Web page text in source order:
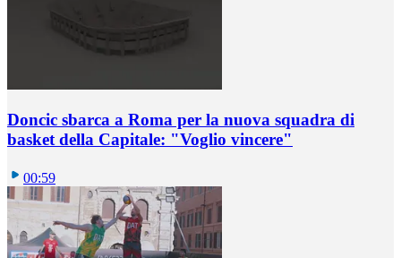
Doncic sbarca a Roma per la nuova squadra di
basket della Capitale: "Voglio vincere"
00:59